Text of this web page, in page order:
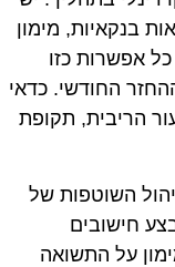
בנקאיות, מימון
אפשרות כזו
החודשי. כדאי
הריבית, תקופת
השוטפות של
חישובים
על התשואה